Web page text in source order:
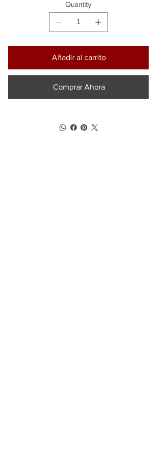
Quantity
Añadir al carrito
Comprar Ahora